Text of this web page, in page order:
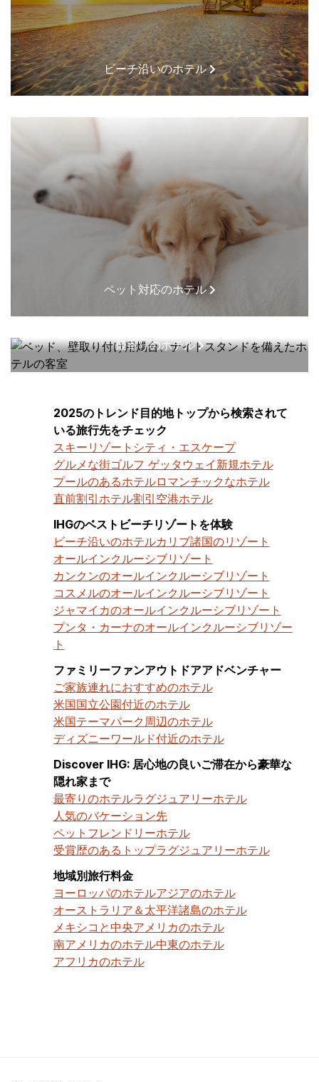
ビーチ沿いのホテル
ペット対応のホテル
最寄りのホテル
2025のトレンド目的地トップから検索されて
いる旅行先をチェック
スキーリゾート シティ・エスケープ
グルメな街ゴルフ ゲッタウェイ 新規ホテル
プールのあるホテルロマンチックなホテル
直前割引ホテル割引 空港ホテル
IHGのベストビーチリゾートを体験
ビーチ沿いのホテルカリブ諸国のリゾート
オールインクルーシブリゾート
カンクンのオールインクルーシブリゾート
コスメルのオールインクルーシブリゾート
ジャマイカのオールインクルーシブリゾート
プンタ・カーナのオールインクルーシブリゾー
ト
ファミリーファンアウトドアアドベンチャー
ご家族連れにおすすめのホテル
米国国立公園付近のホテル
米国テーマパーク周辺のホテル
ディズニーワールド付近のホテル
Discover IHG: 居心地の良いご滞在から豪華な
隠れ家まで
最寄りのホテルラグジュアリーホテル
人気のバケーション先
ペットフレンドリーホテル
受賞歴のあるトップラグジュアリーホテル
地域別旅行料金
ヨーロッパのホテルアジアのホテル
オーストラリア＆太平洋諸島のホテル
メキシコと中央アメリカのホテル
南アメリカのホテル中東のホテル
アフリカのホテル